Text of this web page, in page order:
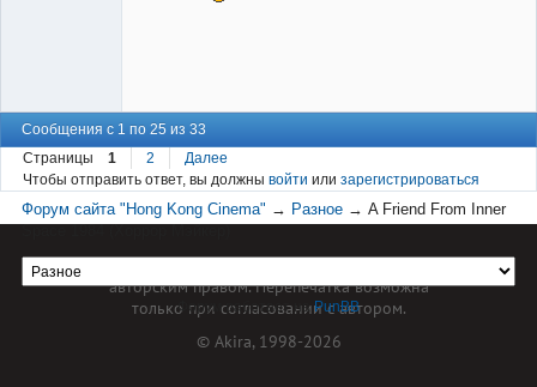
Сообщения с 1 по 25 из 33
Страницы
1 2
Далее
Чтобы отправить ответ, вы должны войти или зарегистрироваться
Форум сайта "Hong Kong Cinema" → Разное →A Friend From Inner
Форум работает наPunBB
Материал сайта hkcinema.ru защищен
авторским правом. Перепечатка возможна
только при согласовании с автором.
© Akira, 1998-2026